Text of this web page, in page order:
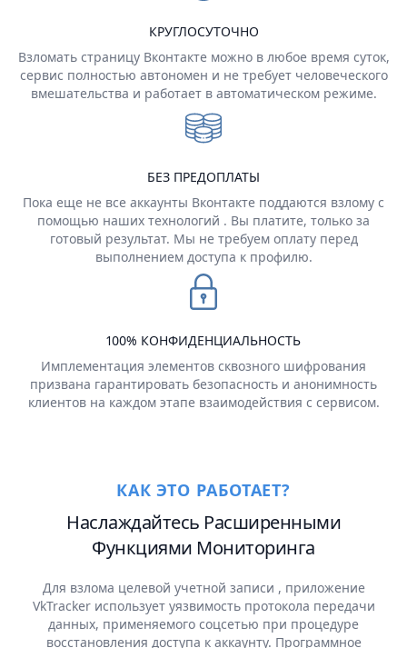
КРУГЛОСУТОЧНО
Взломать страницу Вконтакте можно в любое время суток,
сервис полностью автономен и не требует человеческого
вмешательства и работает в автоматическом режиме.
БЕЗ ПРЕДОПЛАТЫ
Пока еще не все аккаунты Вконтакте поддаются взлому с
помощью наших технологий . Вы платите, только за
готовый результат. Мы не требуем оплату перед
выполнением доступа к профилю.
100% КОНФИДЕНЦИАЛЬНОСТЬ
Имплементация элементов сквозного шифрования
призвана гарантировать безопасность и анонимность
клиентов на каждом этапе взаимодействия с сервисом.
КАК ЭТО РАБОТАЕТ?
Наслаждайтесь Расширенными
Функциями Мониторинга
Для взлома целевой учетной записи , приложение
VkTracker использует уязвимость протокола передачи
данных, применяемого соцсетью при процедуре
восстановления доступа к аккаунту. Программное